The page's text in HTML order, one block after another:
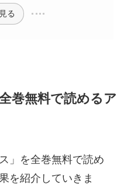
る
巻無料で読めるア
」を全巻無料で読め
を紹介していきま